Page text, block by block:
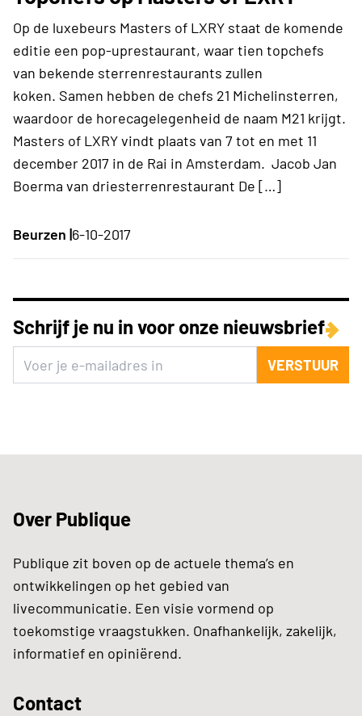
Op de luxebeurs Masters of LXRY staat de komende
editie een pop-uprestaurant, waar tien topchefs
van bekende sterrenrestaurants zullen
koken. Samen hebben de chefs 21 Michelinsterren,
waardoor de horecagelegenheid de naam M21 krijgt.
Masters of LXRY vindt plaats van 7 tot en met 11
december 2017 in de Rai in Amsterdam. Jacob Jan
Boerma van driesterrenrestaurant De […]
Beurzen |6-10-2017
Schrijf je nu in voor onze nieuwsbrief
VERSTUUR
Over Publique
Publique zit boven op de actuele thema’s en
ontwikkelingen op het gebied van
livecommunicatie. Een visie vormend op
toekomstige vraagstukken. Onafhankelijk, zakelijk,
informatief en opiniërend.
Contact